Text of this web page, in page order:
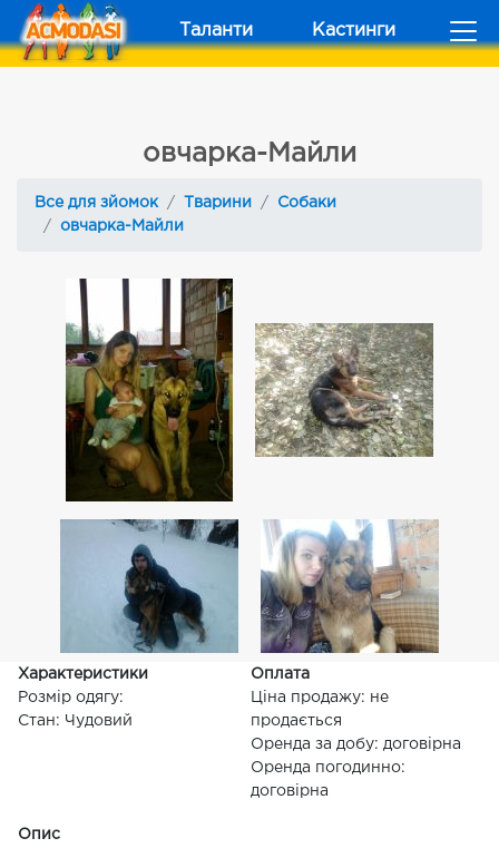
Таланти Кастинги
овчарка-Майли
Все для зйомок Тварини
Собаки
овчарка-Майли
Характеристики
Розмір одягу:
Стан: Чудовий
Оплата
Ціна продажу: не
продається
Оренда за добу: договірна
Оренда погодинно:
договірна
Опис